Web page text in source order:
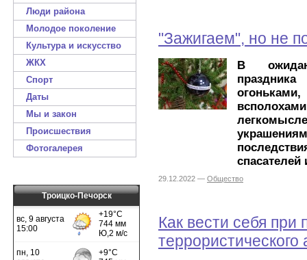
Люди района
Молодое поколение
Культура и искусство
ЖКХ
Спорт
Даты
Мы и закон
Происшествия
Фотогалерея
Троицко-Печорск
"Зажигаем", но не
В
29.12.2022 — Общество
Как вести себя при
террористического